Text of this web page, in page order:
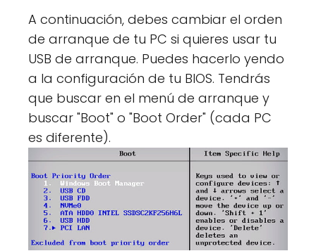
A continuación, debes cambiar el orden
de arranque de tu PC si quieres usar tu
USB de arranque. Puedes hacerlo yendo
a la configuración de tu BIOS. Tendrás
que buscar en el menú de arranque y
buscar "Boot" o "Boot Order" (cada PC
es diferente).